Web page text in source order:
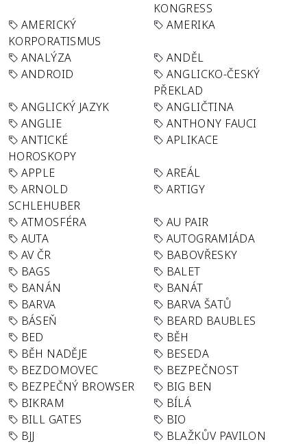
KONGRESS
AMERICKÝ
KORPORATISMUS
AMERIKA
ANALÝZA
ANDĚL
ANDROID
ANGLICKO-ČESKÝ
PŘEKLAD
ANGLICKÝ JAZYK
ANGLIČTINA
ANGLIE
ANTHONY FAUCI
ANTICKÉ
HOROSKOPY
APLIKACE
APPLE
AREÁL
ARNOLD
SCHLEHUBER
ARTIGY
ATMOSFÉRA
AU PAIR
AUTA
AUTOGRAMIÁDA
AV ČR
BABOVŘESKY
BAGS
BALET
BANÁN
BANÁT
BARVA
BARVA ŠATŮ
BÁSEŇ
BEARD BAUBLES
BED
BĚH
BĚH NADĚJE
BESEDA
BEZDOMOVEC
BEZPEČNOST
BEZPEČNÝ BROWSER
BIG BEN
BIKRAM
BÍLÁ
BILL GATES
BIO
BJJ
BLAŽKŮV PAVILON